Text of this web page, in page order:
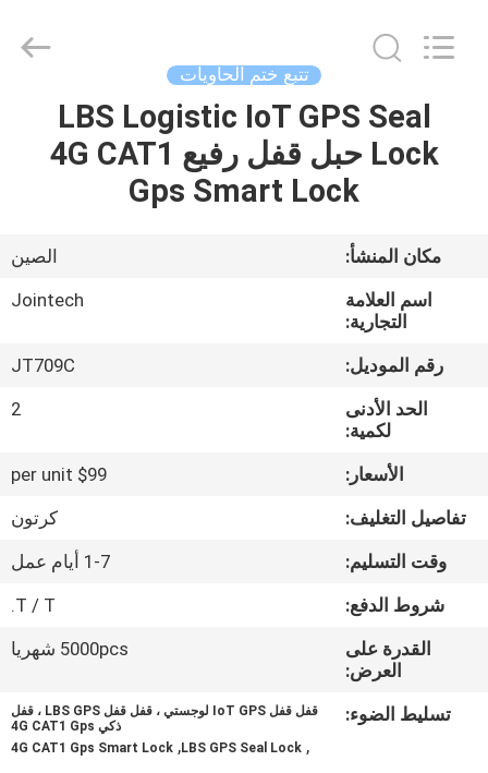
الصفحة
الرئيسية
عرض
الافتراضي
معلومات
المعمل
الجودة
تتبع ختم الحاويات
LBS Logistic IoT GPS Seal
Lock حبل قفل رفيع 4G CAT1
Gps Smart Lock
مكان المنشأ:
الصين
اسم العلامة
التجارية:
Jointech
رقم الموديل:
JT709C
الحد الأدنى
لكمية:
2
الأسعار:
$99 per unit
تفاصيل التغليف:
كرتون
وقت التسليم:
1-7 أيام عمل
شروط الدفع:
T / T.
القدرة على
العرض:
5000pcs شهريا
تسليط الضوء:
قفل قفل IoT GPS لوجستي ، قفل قفل LBS GPS ، قفل
ذكي 4G CAT1 Gps
,
LBS GPS Seal Lock
,
4G CAT1 Gps Smart Lock